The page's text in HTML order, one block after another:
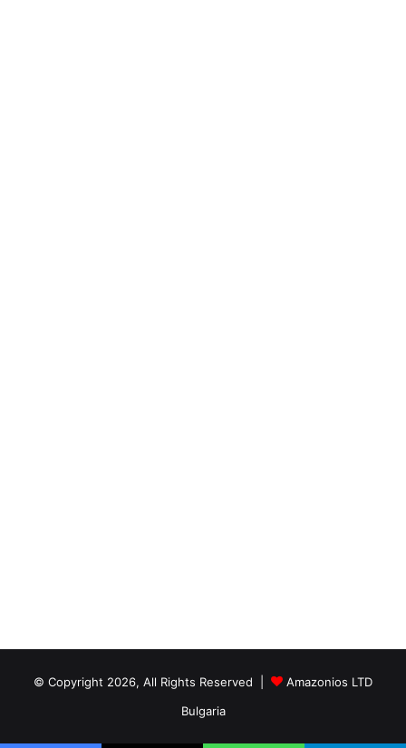
© Copyright 2026, All Rights Reserved |
Amazonios LTD
Bulgaria